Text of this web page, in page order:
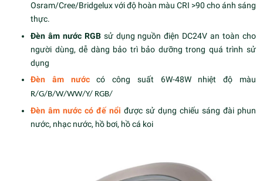
Osram/Cree/Bridgelux với độ hoàn màu CRI >90 cho ánh sáng
thực.
Đèn âm nước RGBsử dụng nguồn điện DC24V an toàn cho
người dùng, dễ dàng bảo trì bảo dưỡng trong quá trình sử
dụng
Đèn âm nướccó công suất 6W-48W nhiệt độ màu
R/G/B/W/WW/Y/ RGB/
Đèn âm nước có đế nổi được sử dụng chiếu sáng đài phun
nước, nhạc nước, hồ bơi, hồ cá koi